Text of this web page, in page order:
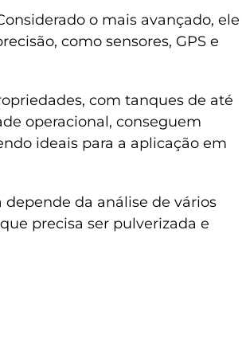
o mais avançado, ele
como sensores, GPS e
com tanques de até
operacional, conseguem
ideais para a aplicação em
da análise de vários
precisa ser pulverizada e